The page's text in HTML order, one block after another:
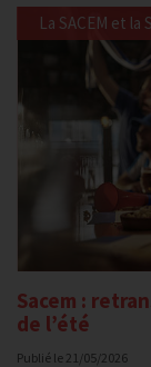
Sacem :
de l’été
Publié le 21/05/2026
La SACEM et la